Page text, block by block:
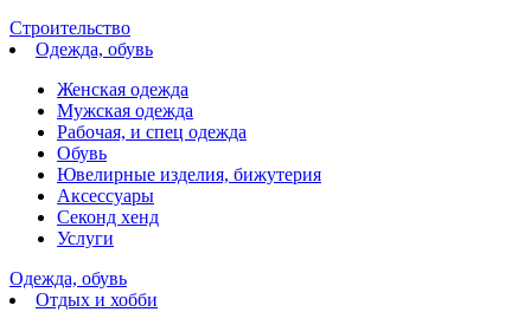
Строительство
Одежда, обувь
Женская одежда
Мужская одежда
Рабочая, и спец одежда
Обувь
Ювелирные изделия, бижутерия
Аксессуары
Секонд хенд
Услуги
Одежда, обувь
Отдых и хобби